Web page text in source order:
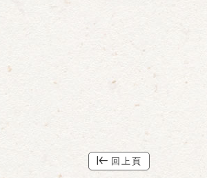
回上頁